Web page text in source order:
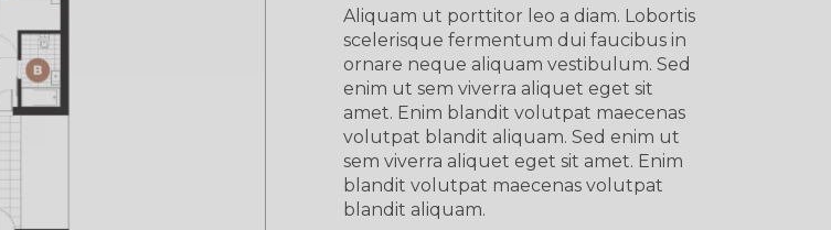
Aliquam ut porttitor leo a diam. Lobortis
scelerisque fermentum dui faucibus in
ornare neque aliquam vestibulum. Sed
enim ut sem viverra aliquet eget sit
amet. Enim blandit volutpat maecenas
volutpat blandit aliquam. Sed enim ut
sem viverra aliquet eget sit amet. Enim
blandit volutpat maecenas volutpat
blandit aliquam.